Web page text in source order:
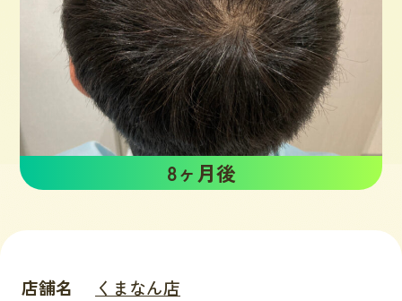
8ヶ月後
店舗名 くまなん店